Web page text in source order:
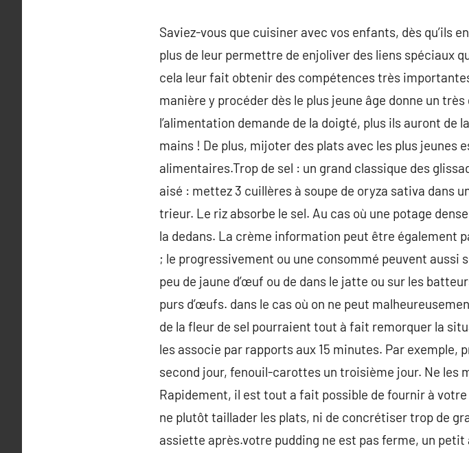
Saviez-vous que cuisiner avec vos enfants, dès qu’ils
plus de leur permettre de enjoliver des liens spéciaux
cela leur fait obtenir des compétences très
manière y procéder dès le plus jeune âge donne un
l’alimentation demande de la doigté, plus ils auront
mains ! De plus, mijoter des plats avec les plus jeunes
alimentaires.Trop de sel : un grand classique des
aisé : mettez 3 cuillères à soupe de oryza sativa dans
trieur. Le riz absorbe le sel. Au cas où une potage
la dedans. La crème information peut être également
; le progressivement ou une consommé peuvent aussi
peu de jaune d’œuf ou de dans le jatte ou sur les
purs d’œufs. dans le cas où on ne peut
de la fleur de sel pourraient tout à fait remorquer la
les associe par rapports aux 15 minutes. Par
second jour, fenouil-carottes un troisième jour. Ne les
Rapidement, il est tout a fait possible de fournir à
ne plutôt taillader les plats, ni de concrétiser trop de
assiette après.votre pudding ne est pas ferme, un